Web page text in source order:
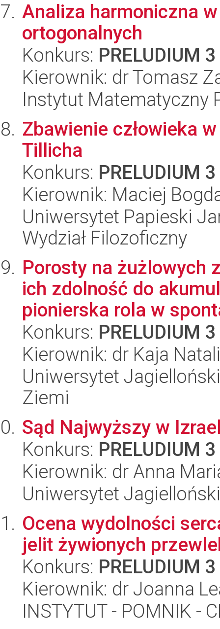
Analiza harmoniczna
ortogonalnych
Konkurs: PRELUDIUM 3
Kierownik: dr Tomasz
Instytut Matematyczny
Zbawienie człowieka
Tillicha
Konkurs: PRELUDIUM 3
Kierownik: Maciej
Uniwersytet Papieski
Wydział Filozoficzny
Porosty na żużlowych
ich zdolność do
pionierska rola w
Konkurs: PRELUDIUM 3
Kierownik: dr Kaja
Uniwersytet
Ziemi
Sąd Najwyższy w
Konkurs: PRELUDIUM 3
Kierownik: dr Anna
Uniwersytet
Ocena wydolności
jelit żywionych
Konkurs: PRELUDIUM 3
Kierownik: dr Joanna
INSTYTUT - POMNIK -